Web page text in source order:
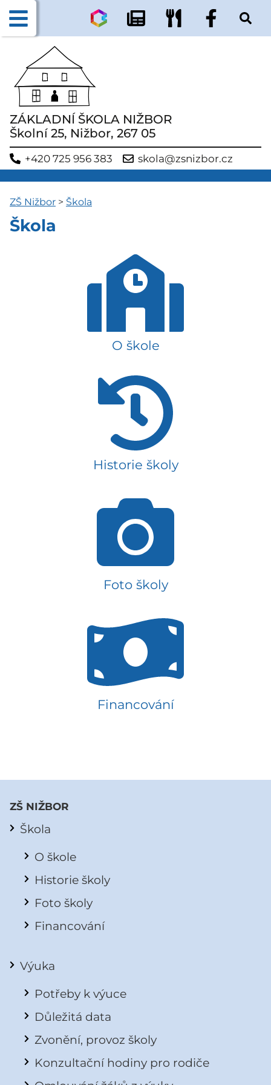
ZÁKLADNÍ ŠKOLA NIŽBOR
Školní 25, Nižbor, 267 05
+420 725 956 383 skola@zsnizbor.cz
ZŠ Nižbor > Škola
Škola
O škole
Historie školy
Foto školy
Financování
ZŠ NIŽBOR
Škola
O škole
Historie školy
Foto školy
Financování
Výuka
Potřeby k výuce
Důležitá data
Zvonění, provoz školy
Konzultační hodiny pro rodiče